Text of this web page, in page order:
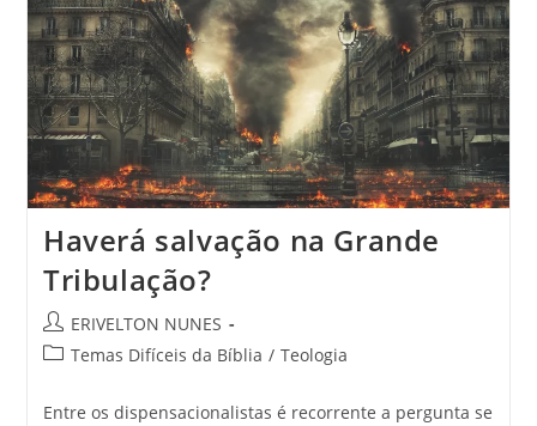
Haverá salvação na Grande
Tribulação?
ERIVELTON NUNES
Temas Difíceis da Bíblia / Teologia
Entre os dispensacionalistas é recorrente a pergunta se